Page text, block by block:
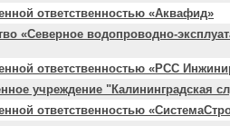
ответственностью «Аквафид»
«Северное водопроводно-
ответственностью «РСС
учреждение "Калининградская
ответственностью